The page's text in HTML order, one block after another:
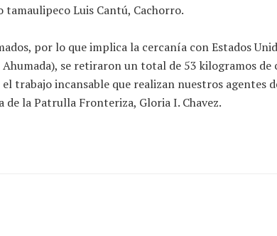
tamaulipeco Luis Cantú, Cachorro.
por lo que implica la cercanía con Estados
se retiraron un total de 53 kilogramos
trabajo incansable que realizan nuestros
de la Patrulla Fronteriza, Gloria I. Chavez.